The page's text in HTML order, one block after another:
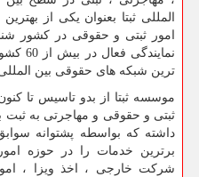
المللی ثبتا بعنوان یکی از
ترین شبکه های حقوقی بین المللی
ثبتی و حقوقی و مهاجرتی به ثبت
برترین خدمات را در حوزه
شرکت خارجی ، اخذ ویزا ،